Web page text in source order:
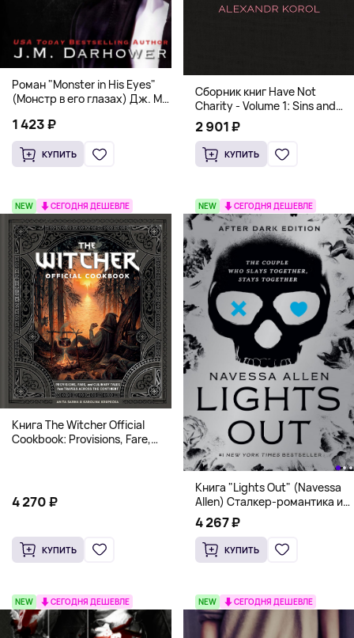
Роман "Monster in His Eyes"
(Монстр в его глазах) Дж. М.
18+
1 423 ₽
КУПИТЬ
Сборник книг Have Not
Charity - Volume 1: Sins and
Volume 2: Virtues
2 901 ₽
КУПИТЬ
NEW СЕГОДНЯ ДЕШЕВЛЕ
Книга The Witcher Official
Cookbook: Provisions, Fare,
4 270 ₽
КУПИТЬ
NEW СЕГОДНЯ ДЕШЕВЛЕ
Книга "Lights Out" (Navessa
Allen) Сталкер-романтика и
человек в маске (18+)
4 267 ₽
КУПИТЬ
NEW СЕГОДНЯ ДЕШЕВЛЕ NEW СЕГОДНЯ ДЕШЕВЛЕ